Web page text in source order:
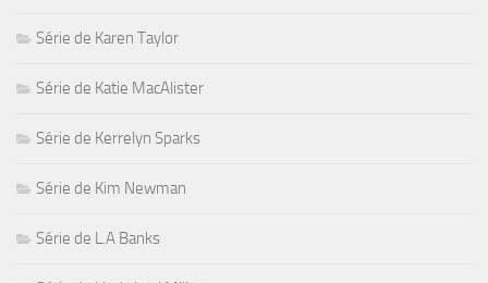
Série de Karen Taylor
Série de Katie MacAlister
Série de Kerrelyn Sparks
Série de Kim Newman
Série de L.A Banks